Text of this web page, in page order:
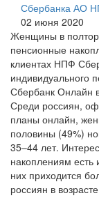
Сбербанка АО
02 июня 2020
Женщины в
пенсионные
клиентах НПФ
индивидуального
Сбербанк Онлайн
Среди россиян,
планы онлайн,
половины (49%)
35–44 лет.
накоплениям
них приходится
россиян в